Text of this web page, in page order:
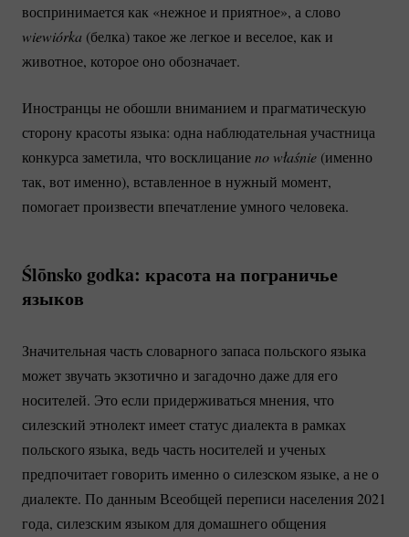
воспринимается как «нежное и приятное», а слово
wiewiórka (белка) такое же легкое и веселое, как и
животное, которое оно обозначает.
Иностранцы не обошли вниманием и прагматическую
сторону красоты языка: одна наблюдательная участница
конкурса заметила, что восклицаниеno właśnie (именно
так, вот именно), вставленное в нужный момент,
помогает произвести впечатление умного человека.
Ślōnsko godka: красота на пограничье
языков
Значительная часть словарного запаса польского языка
может звучать экзотично и загадочно даже для его
носителей. Это если придерживаться мнения, что
силезский этнолект имеет статус диалекта в рамках
польского языка, ведь часть носителей и ученых
предпочитает говорить именно о силезском языке, а не о
диалекте. По данным Всеобщей переписи населения 2021
года, силезским языком для домашнего общения